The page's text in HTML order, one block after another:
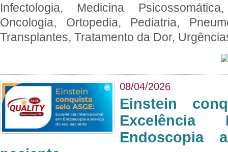
Infectologia, Medicina
Oncologia, Ortopedia, Pediatria,
Transplantes, Tratamento da Dor,
08/04/2026
Einstein
Excelência
Endoscopia